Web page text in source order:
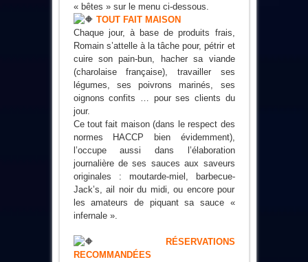
« bêtes » sur le menu ci-dessous.
TOUT FAIT MAISON
Chaque jour, à base de produits frais,
Romain s’attelle à la tâche pour, pétrir et
cuire son pain-bun, hacher sa viande
(charolaise française), travailler ses
légumes, ses poivrons marinés, ses
oignons confits … pour ses clients du
jour.
Ce tout fait maison (dans le respect des
normes HACCP bien évidemment),
l’occupe aussi dans l’élaboration
journalière de ses sauces aux saveurs
originales : moutarde-miel, barbecue-
Jack’s, ail noir du midi, ou encore pour
les amateurs de piquant sa sauce «
infernale ».
RÉSERVATIONS
RECOMMANDÉES